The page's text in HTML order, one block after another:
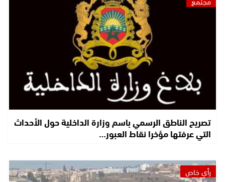
تصريح الناطق الرسمي باسم وزارة الداخلية حول الأحداث
التي عرفتها مؤخرا نقاط العبور…
رأي خاص